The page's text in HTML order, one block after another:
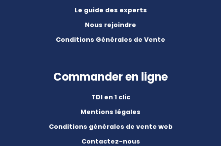
Le guide des experts
Nous rejoindre
Conditions Générales de Vente
Commander en ligne
TDI en 1 clic
Mentions légales
Conditions générales de vente web
Contactez-nous